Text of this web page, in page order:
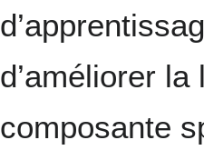
d’améliorer
composante